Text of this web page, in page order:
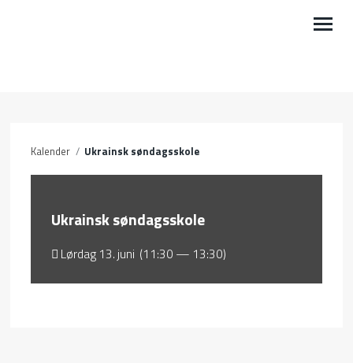
Kalender / Ukrainsk søndagsskole
Ukrainsk søndagsskole
Lørdag 13. juni (11:30 — 13:30)